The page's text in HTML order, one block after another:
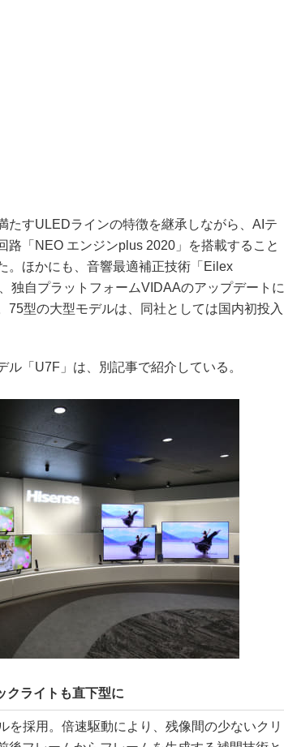
たすULEDラインの特徴を継承しながら、AIテ
路「NEO エンジンplus 2020」を搭載すること
。ほかにも、音響最適補正技術「Eilex
独自プラットフォームVIDAAのアップデートに
75型の大型モデルは、同社としては国内初投入
「U7F」は、別記事で紹介している。
クライトも直下型に
を採用。倍速駆動により、残像間の少ないクリ